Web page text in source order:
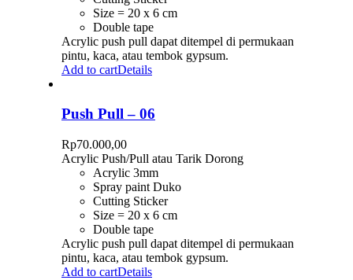
Size = 20 x 6 cm
Double tape
Acrylic push pull dapat ditempel di permukaan
pintu, kaca, atau tembok gypsum.
Add to cartDetails
Push Pull – 06
Rp70.000,00
Acrylic Push/Pull atau Tarik Dorong
Acrylic 3mm
Spray paint Duko
Cutting Sticker
Size = 20 x 6 cm
Double tape
Acrylic push pull dapat ditempel di permukaan
pintu, kaca, atau tembok gypsum.
Add to cartDetails